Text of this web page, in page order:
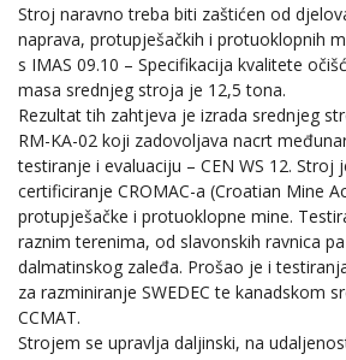
Stroj naravno treba biti zaštićen od
naprava, protupješačkih i protuoklopnih
s IMAS 09.10 – Specifikacija kvalitete
masa srednjeg stroja je 12,5 tona.
Rezultat tih zahtjeva je izrada srednjeg
RM-KA-02 koji zadovoljava nacrt
testiranje i evaluaciju – CEN WS 12. Stroj
certificiranje CROMAC-a (Croatian Mine
protupješačke i protuoklopne mine.
raznim terenima, od slavonskih ravnica
dalmatinskog zaleđa. Prošao je i
za razminiranje SWEDEC te kanadskom
CCMAT.
Strojem se upravlja daljinski, na